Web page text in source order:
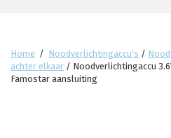
Home / Noodverlichtingaccu's /
achter elkaar / Noodverlichtingaccu
Famostar aansluiting